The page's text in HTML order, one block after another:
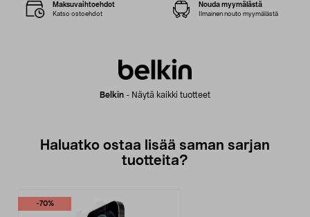
Belkin - Näytä kaikki tuotteet
Maksuvaihtoehdot
Katso ostoehdot
Nouda myymälästä
Ilmainen nouto myymälästä
Haluatko ostaa lisää saman sarjan
tuotteita?
-70%